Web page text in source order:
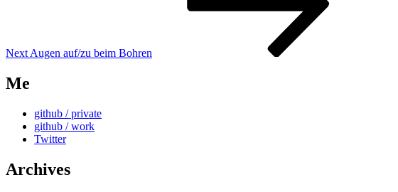
Next Augen auf/zu beim Bohren
Me
github / private
github / work
Twitter
Archives